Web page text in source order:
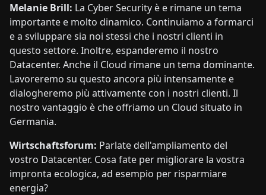
Melanie Brill: La Cyber Security è e rimane un tema
importante e molto dinamico. Continuiamo a formarci
e a sviluppare sia noi stessi che i nostri clienti in
questo settore. Inoltre, espanderemo il nostro
Datacenter. Anche il Cloud rimane un tema dominante.
Lavoreremo su questo ancora più intensamente e
dialogheremo più attivamente con i nostri clienti. Il
nostro vantaggio è che offriamo un Cloud situato in
Germania.
Wirtschaftsforum: Parlate dell'ampliamento del
vostro Datacenter. Cosa fate per migliorare la vostra
impronta ecologica, ad esempio per risparmiare
energia?